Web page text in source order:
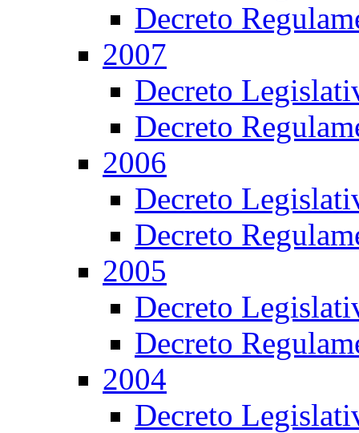
Decreto
2007
Decreto
Decreto
2006
Decreto
Decreto
2005
Decreto
Decreto
2004
Decreto